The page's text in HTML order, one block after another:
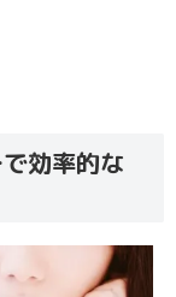
効率的な